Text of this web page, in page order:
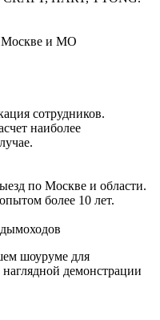
Москве и МО
сотрудников.
наиболее
по Москве и области.
более 10 лет.
шоуруме для
демонстрации